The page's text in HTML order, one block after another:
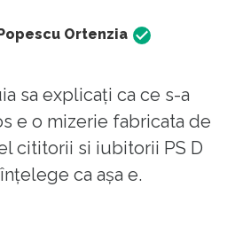
a jignit pe nimeni ci doar
ca este de datoria lui
orice mediu conform
alegoria cu viata din
absolut corecta,viata
"mocirla primordiala"
Ortenzia
sa explicați ca ce s-a
e o mizerie fabricata de
cititorii si iubitorii PS D
ca așa e.